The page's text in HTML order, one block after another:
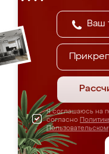
Я соглашаюсь на
согласно